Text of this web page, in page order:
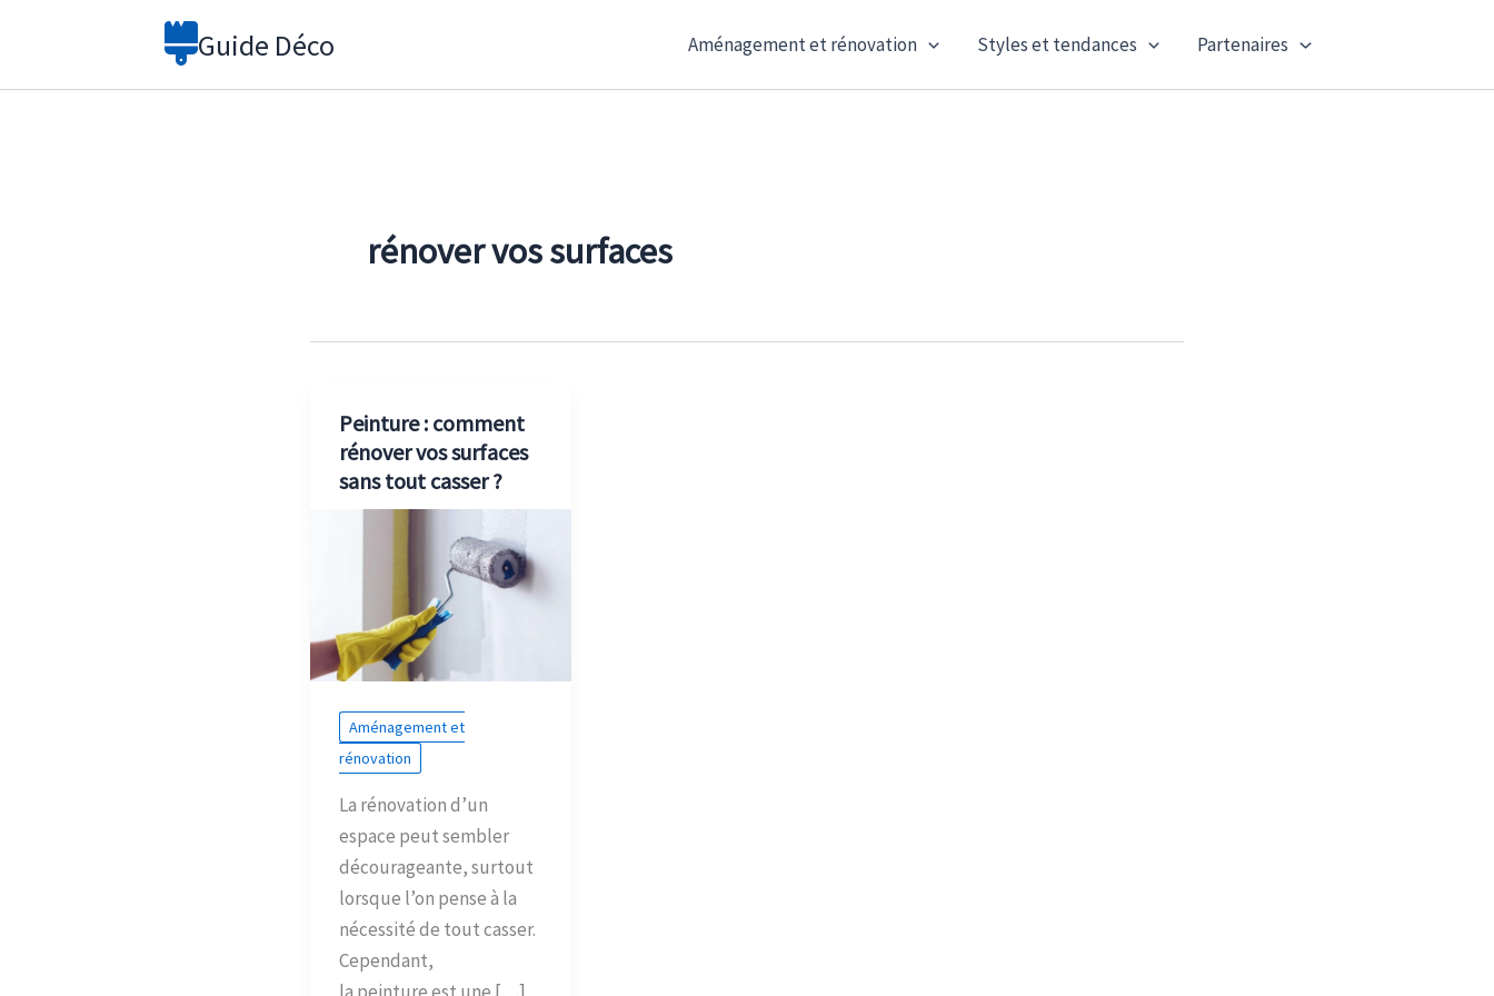
Guide Déco Aménagement et rénovation Styles et tendances Partenaires
rénover vos surfaces
Peinture : comment
rénover vos surfaces
sans tout casser ?
Aménagement et
rénovation
La rénovation d’un
espace peut sembler
décourageante, surtout
lorsque l’on pense à la
nécessité de tout casser.
Cependant,